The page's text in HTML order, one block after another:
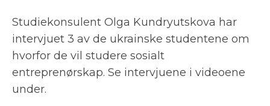
Studiekonsulent Olga Kundryutskova har
intervjuet 3 av de ukrainske studentene om
hvorfor de vil studere sosialt
entreprenørskap. Se intervjuene i videoene
under.